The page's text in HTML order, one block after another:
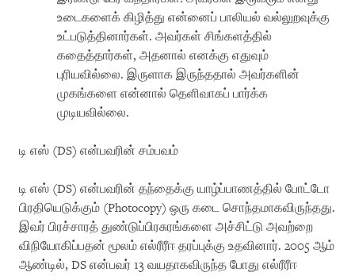
உடைகளைக் கிழித்து என்னைப் பாலியல் வல்லுறவுக்கு
உட்படுத்தினார்கள். அவர்கள் சிங்களத்தில்
கதைத்தார்கள், அதனால் எனக்கு எதுவும்
புரியவில்லை. இருளாக இருந்ததால் அவர்களின்
முகங்களை என்னால் தெளிவாகப் பார்க்க
முடியவில்லை.
டி எஸ் (DS) என்பவரின் சம்பவம்
டி எஸ் (DS) என்பவரின் தந்தைக்கு யாழ்ப்பாணத்தில் போட்டோ
பிரதியெடுக்கும் (Photocopy) ஒரு கடை சொந்தமாகவிருந்தது.
இவர் பிரச்சாரத் துண்டுப்பிரசுரங்களை அச்சிட்டு அவற்றை
விநியோகிப்பதன் மூலம் எல்ரீரீஈ தரப்புக்கு உதவினார். 2005 ஆம்
ஆண்டில், DS என்பவர் 13 வயதாகவிருந்த போது எல்ரீரீஈ